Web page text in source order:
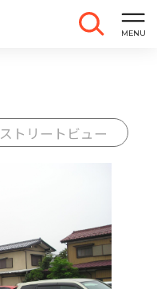
ストリートビュー
報告